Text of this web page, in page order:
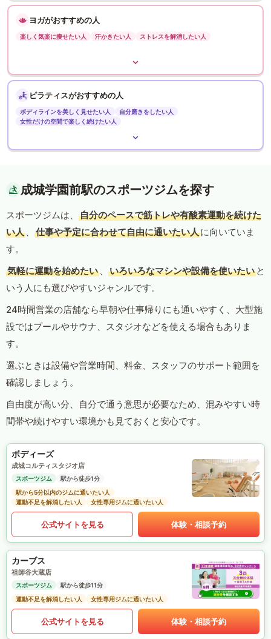
ヨガがおすすめの人
楽しく気楽に痩せたい人 汗かきたい人 ストレスを解消したい人
ピラティスがおすすめの人
ボディラインを美しく見せたい人
自分磨きをしたい人
女性だけの空間で楽しく続けたい人
成城学園前駅のスポーツジムを探す
スポーツジムは、
自分のペースで筋トレや有酸素運動を続けた
い人 、 仕事や予定に合わせて自由に通いたい人に向いていま
す。
気軽に運動を始めたい 、 いろいろなマシンや設備を使いたい と
いう人にも選びやすいジャンルです。
24時間営業の店舗なら早朝や仕事帰りにも通いやすく、大型施
設ではプールやサウナ、スタジオなどを使える場合もありま
す。
選ぶときは設備や営業時間、料金、スタッフのサポート範囲を
確認しましょう。
自由度が高い分、自分で通う意思が必要なため、混みやすい時
間帯や続けやすい環境かも見ておくと安心です。
ボディーズ
成城コルティスタジオ店
スポーツジム
駅から徒歩1分
駅から5分以内のジムに通いたい人
運動不足を解消したい人
女性専用ジムに通いたい人
公式サイトを見る 体験・相談予約
カーブス
祖師谷大蔵店
スポーツジム
駅から徒歩11分
運動不足を解消したい人
女性専用ジムに通いたい人
公式サイトを見る 体験・相談予約